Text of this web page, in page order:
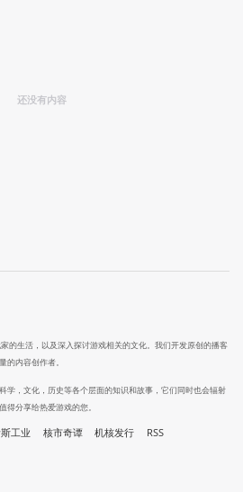
还没有内容
的生活，以及深入探讨游戏相关的文化。我们开发原创的播客
的内容创作者。
学，文化，历史等各个层面的知识和故事，它们同时也会辐射
得分享给热爱游戏的您。
工业 核市奇谭 机核发行 RSS